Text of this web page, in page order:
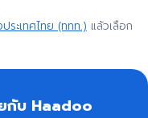
ระเทศไทย (ททท.) แล้วเลือก
กับ Haadoo